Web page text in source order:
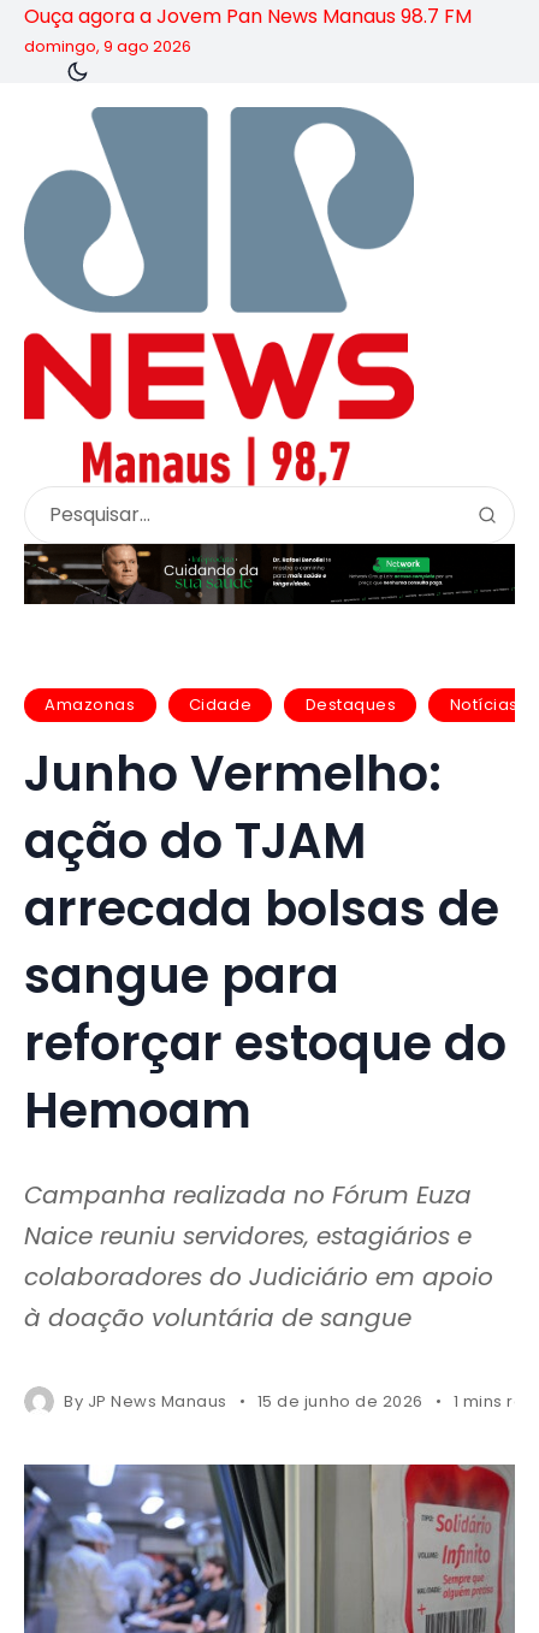
Ouça agora a Jovem Pan News Manaus 98.7 FM
domingo, 9 ago 2026
Amazonas Cidade Destaques Notícias
Junho Vermelho:
ação do TJAM
arrecada bolsas de
sangue para
reforçar estoque do
Hemoam
Campanha realizada no Fórum Euza
Naice reuniu servidores, estagiários e
colaboradores do Judiciário em apoio
à doação voluntária de sangue
By JP News Manaus 15 de junho de 2026 1 mins